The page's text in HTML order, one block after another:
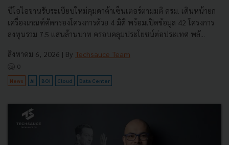
บีโอไอขานรับระเบียบใหม่คุมดาต้าเซ็นเตอร์ตามมติ ครม. เดินหน้ายก
เครื่องเกณฑ์คัดกรองโครงการด้วย 4 มิติ พร้อมเปิดข้อมูล 42 โครงการ
ลงทุนรวม 7.5 แสนล้านบาท ครอบคลุมประโยชน์ต่อประเทศ พลั...
สิงหาคม 6, 2026 | By Techsauce Team
0
News AI BOI Cloud Data Center